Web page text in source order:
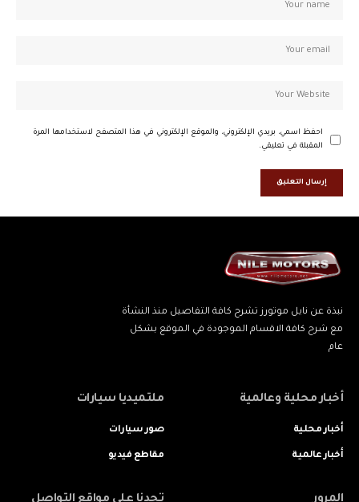
احفظ اسمي، بريدي الإلكتروني، والموقع الإلكتروني في هذا المتصفح لاستخدامها المرة
المقبلة في تعليقي.
نبذة عن نايل موتورز تشرح كافة التفاصيل منذ النشأة
مع شرح كافة الاقسام الموجودة في الموقع بشكل
عام
أخبار محلية وعالمية
أخبار محلية
أخبار عالمية
ملتميديا سيارات
صور سيارات
مقاطع فيديو